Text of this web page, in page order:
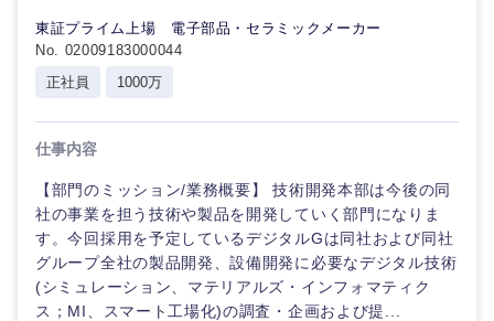
東証プライム上場 電子部品・セラミックメーカー
No. 02009183000044
正社員
1000万
仕事内容
【部門のミッション/業務概要】 技術開発本部は今後の同
社の事業を担う技術や製品を開発していく部門になりま
す。今回採用を予定しているデジタルGは同社および同社
グループ全社の製品開発、設備開発に必要なデジタル技術
(シミュレーション、マテリアルズ・インフォマティク
ス；MI、スマート工場化)の調査・企画および提...